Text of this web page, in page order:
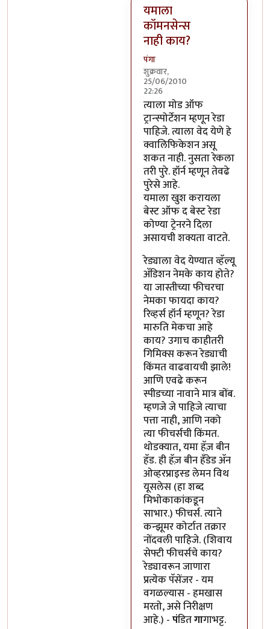
यमाला
कॉमनसेन्स
नाही काय?
पंगा
शुक्रवार,
25/06/2010
22:26
In reply to:-)by
त्याला मोड ऑफ
ट्रान्स्पोर्टेशन म्हणून रेडा
पाहिजे. त्याला वेद येणे हे
क्वालिफिकेशन असू
शकत नाही. नुसता रेकला
तरी पुरे. हॉर्न म्हणून तेवढे
पुरेसे आहे.
यमाला खुश करायला
बेस्ट ऑफ द बेस्ट रेडा
कोण्या ट्रेनरने दिला
असायची शक्यता वाटते.
रेड्याला वेद येण्यात व्हॅल्यू
अ‍ॅडिशन नेमके काय होते?
या जास्तीच्या फीचरचा
नेमका फायदा काय?
रिव्हर्स हॉर्न म्हणून? रेडा
मारुति मेकचा आहे
काय? उगाच काहीतरी
गिमिक्स करून रेड्याची
किंमत वाढवायची झाले!
आणि एवढे करून
स्पीडच्या नावाने मात्र बोंब.
म्हणजे जे पाहिजे त्याचा
पत्ता नाही, आणि नको
त्या फीचर्सची किंमत.
थोडक्यात, यमा हॅज़ बीन
हॅड. ही हॅज़ बीन हँडेड अ‍ॅन
ओव्हरप्राइस्ड लेमन विथ
यूसलेस (हा शब्द
मिभोकाकांकडून
साभार.) फीचर्स. त्याने
कन्झूमर कोर्टात तक्रार
नोंदवली पाहिजे. (शिवाय
सेफ्टी फीचर्सचे काय?
रेड्यावरून जाणारा
प्रत्येक पॅसेंजर - यम
वगळल्यास - हमखास
मरतो, असे निरीक्षण
आहे.) -पंडितगागाभट्ट.